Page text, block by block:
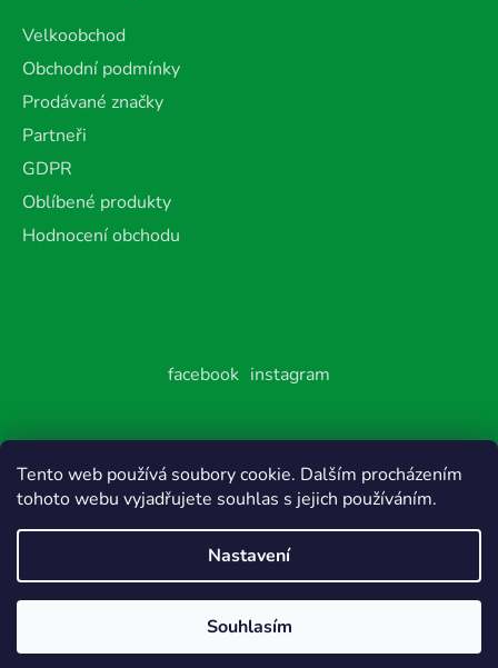
Tento web používá soubory cookie. Dalším procházením
tohoto webu vyjadřujete souhlas s jejich používáním.
Nastavení
Souhlasím
Velkoobchod
Obchodní podmínky
Prodávané značky
Partneři
GDPR
Oblíbené produkty
Hodnocení obchodu
facebook instagram
Vytvořil Shoptet
vyhrazena.